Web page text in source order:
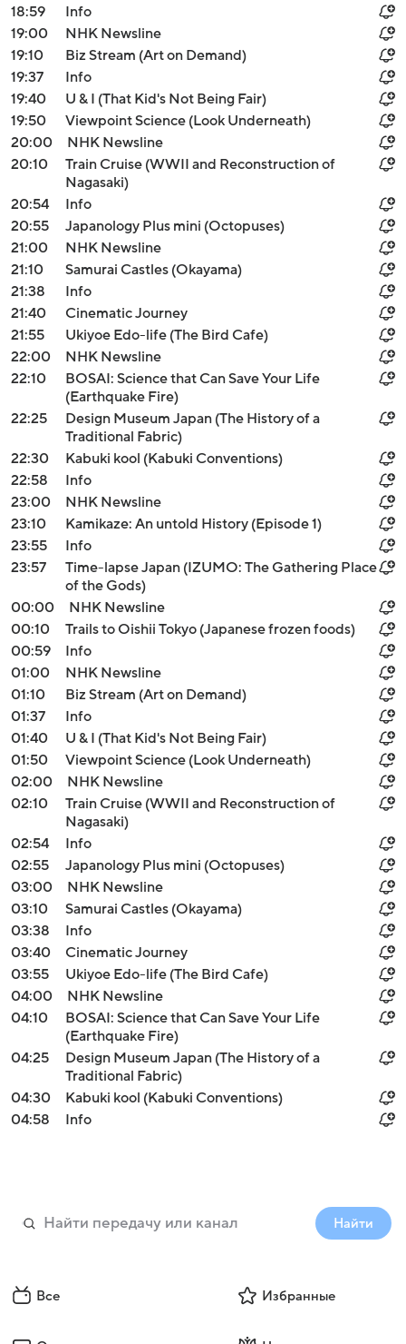
18:59
Info
19:00
NHK Newsline
19:10
Biz Stream (Art on Demand)
19:37
Info
19:40
U & I (That Kid's Not Being Fair)
19:50
Viewpoint Science (Look Underneath)
20:00
NHK Newsline
20:10
Train Cruise (WWII and Reconstruction of
Nagasaki)
20:54
Info
20:55
Japanology Plus mini (Octopuses)
21:00
NHK Newsline
21:10
Samurai Castles (Okayama)
21:38
Info
21:40
Cinematic Journey
21:55
Ukiyoe Edo-life (The Bird Cafe)
22:00
NHK Newsline
22:10
BOSAI: Science that Can Save Your Life
(Earthquake Fire)
22:25
Design Museum Japan (The History of a
Traditional Fabric)
22:30
Kabuki kool (Kabuki Conventions)
22:58
Info
23:00
NHK Newsline
23:10
Kamikaze: An untold History (Episode 1)
23:55
Info
23:57
Time-lapse Japan (IZUMO: The Gathering Place
of the Gods)
00:00
NHK Newsline
00:10
Trails to Oishii Tokyo (Japanese frozen foods)
00:59
Info
01:00
NHK Newsline
01:10
Biz Stream (Art on Demand)
01:37
Info
01:40
U & I (That Kid's Not Being Fair)
01:50
Viewpoint Science (Look Underneath)
02:00
NHK Newsline
02:10
Train Cruise (WWII and Reconstruction of
Nagasaki)
02:54
Info
02:55
Japanology Plus mini (Octopuses)
03:00
NHK Newsline
03:10
Samurai Castles (Okayama)
03:38
Info
03:40
Cinematic Journey
03:55
Ukiyoe Edo-life (The Bird Cafe)
04:00
NHK Newsline
04:10
BOSAI: Science that Can Save Your Life
(Earthquake Fire)
04:25
Design Museum Japan (The History of a
Traditional Fabric)
04:30
Kabuki kool (Kabuki Conventions)
04:58
Info
Найти
Все Избранные